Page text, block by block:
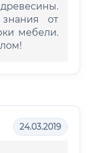
от
мебели.
24.03.2019